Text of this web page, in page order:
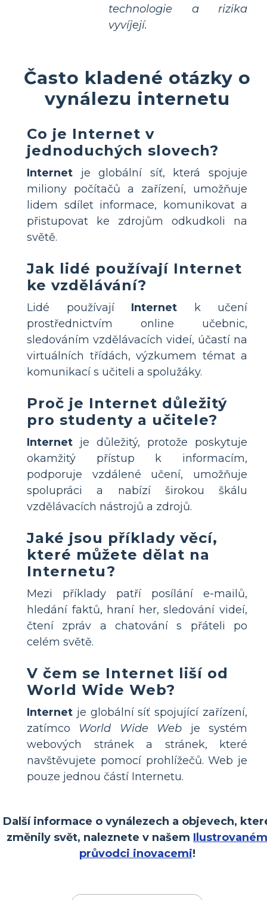
technologie a rizika
vyvíjejí.
Často kladené otázky o
vynálezu internetu
Co je Internet v
jednoduchých slovech?
Internet je globální síť, která spojuje
miliony počítačů a zařízení, umožňuje
lidem sdílet informace, komunikovat a
přistupovat ke zdrojům odkudkoli na
světě.
Jak lidé používají Internet
ke vzdělávání?
Lidé používají Internet k učení
prostřednictvím online učebnic,
sledováním vzdělávacích videí, účastí na
virtuálních třídách, výzkumem témat a
komunikací s učiteli a spolužáky.
Proč je Internet důležitý
pro studenty a učitele?
Internet je důležitý, protože poskytuje
okamžitý přístup k informacím,
podporuje vzdálené učení, umožňuje
spolupráci a nabízí širokou škálu
vzdělávacích nástrojů a zdrojů.
Jaké jsou příklady věcí,
které můžete dělat na
Internetu?
Mezi příklady patří posílání e-mailů,
hledání faktů, hraní her, sledování videí,
čtení zpráv a chatování s přáteli po
celém světě.
V čem se Internet liší od
World Wide Web?
Internet je globální síť spojující zařízení,
zatímco World Wide Web je systém
webových stránek a stránek, které
navštěvujete pomocí prohlížečů. Web je
pouze jednou částí Internetu.
Další informace o vynálezech a objevech,
změnily svět, naleznete v našem Ilustrovaném
průvodci inovacemi!